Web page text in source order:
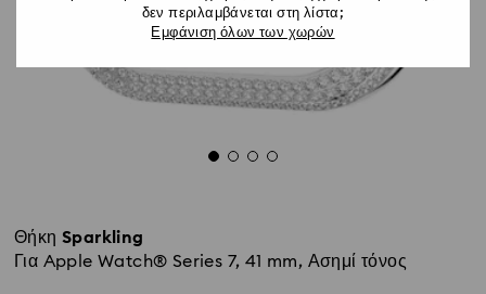
Θήκη Sparkling
Για Apple Watch® Series 7, 41 mm, Ασημί τόνος
δεν περιλαμβάνεται στη λίστα;
Εμφάνιση όλων των χωρών